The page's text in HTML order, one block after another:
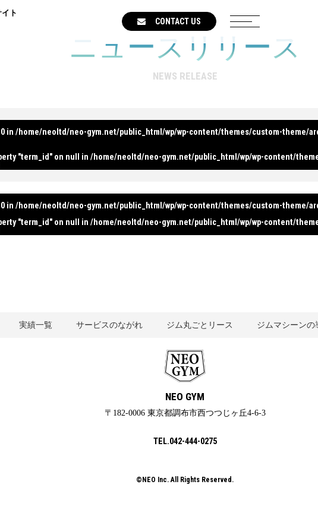
ト
CONTACT US
ニュースリリース
NEWS RELEASE
in /home/neoltd/neo-gym.net/public_html/wp/wp-content/themes/custom-theme/
"term_id" on null in /home/neoltd/neo-gym.net/public_html/wp/wp-content/
in /home/neoltd/neo-gym.net/public_html/wp/wp-content/themes/custom-theme/
"term_id" on null in /home/neoltd/neo-gym.net/public_html/wp/wp-content/
実績一覧 サービスのながれ ジム丸ごとリース ジムマシーンの
NEO GYM
〒182-0006 東京都調布市西つつじヶ丘4-6-3
TEL.042-444-0275
©NEO Inc. All Rights Reserved.